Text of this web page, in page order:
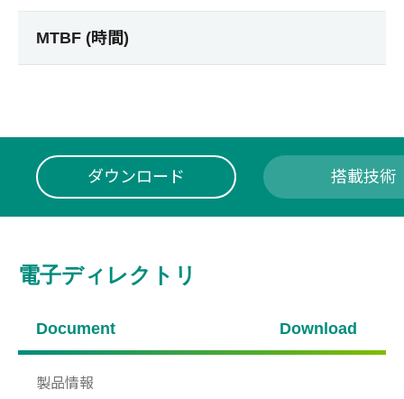
MTBF (時間)
ダウンロード 搭載技術
電子ディレクトリ
Document Download
製品情報